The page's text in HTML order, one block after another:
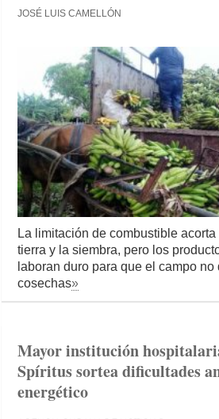
JOSÉ LUIS CAMELLÓN
La limitación de combustible
tierra y la siembra, pero los
laboran duro para que el campo no
cosechas»
Mayor institución
Spíritus sortea dificultades
energético